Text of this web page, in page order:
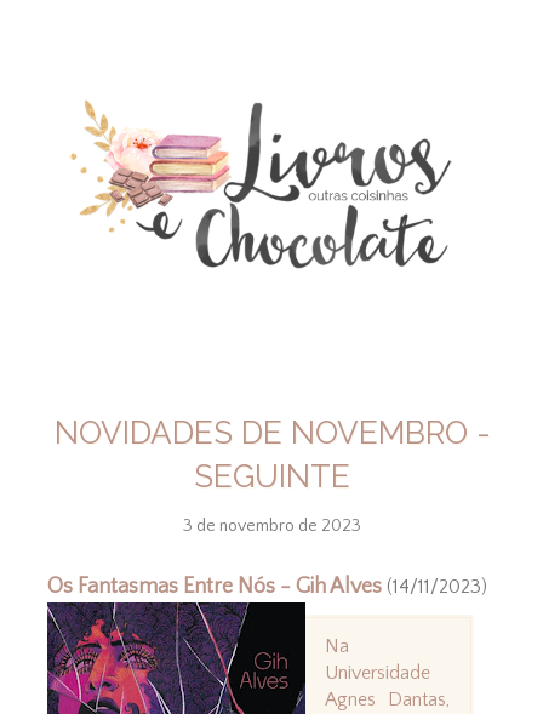
NOVIDADES DE NOVEMBRO -
SEGUINTE
3 de novembro de 2023
Os Fantasmas Entre Nós - Gih Alves(14/11/2023)
Na
Universidade
Agnes Dantas,